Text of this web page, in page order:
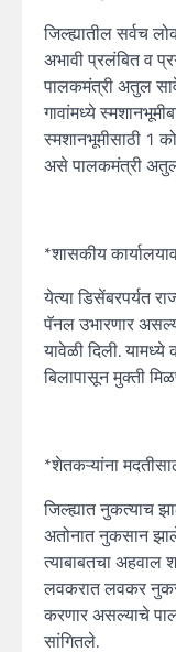
जिल्ह्यातील सर्वच
अभावी प्रलंबित व
पालकमंत्री अतुल सावे
गावांमध्ये
स्मशानभूमीसाठी 1
असे पालकमंत्री
*शासकीय
येत्या डिसेंबरपर्यत
पॅनल उभारणार
यावेळी दिली. यामध्ये
बिलापासून मुक्ती
*शेतकऱ्यांना
जिल्ह्यात नुकत्याच
अतोनात नुकसान
त्याबाबतचा अहवाल
लवकरात लवकर
करणार असल्याचे
सांगितले.